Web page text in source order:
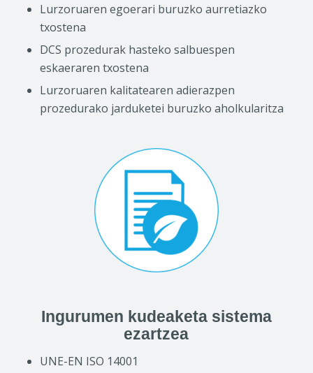
Lurzoruaren egoerari buruzko aurretiazko
txostena
DCS prozedurak hasteko salbuespen
eskaeraren txostena
Lurzoruaren kalitatearen adierazpen
prozedurako jarduketei buruzko aholkularitza
Ingurumen kudeaketa sistema
ezartzea
UNE-EN ISO 14001